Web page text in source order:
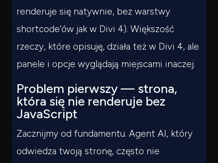
renderuje się natywnie, bez warstwy
shortcode’ów jak w Divi 4). Większość
rzeczy, które opisuję, działa też w Divi 4, ale
panele i opcje wyglądają miejscami inaczej.
Problem pierwszy — strona,
która się nie renderuje bez
JavaScript
Zacznijmy od fundamentu. Agent AI, który
odwiedza twoją stronę, często nie